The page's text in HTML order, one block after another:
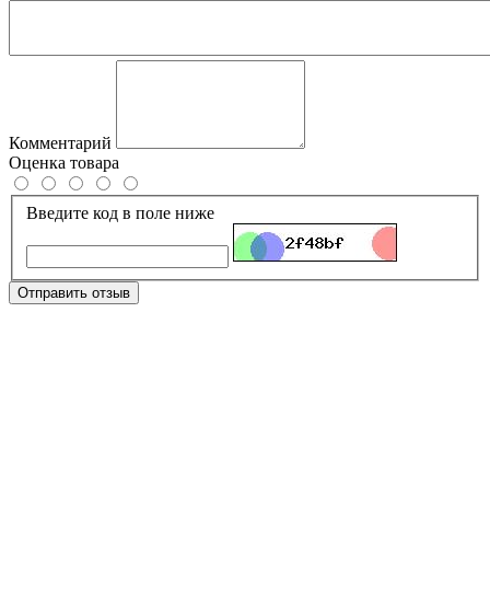
Комментарий
Оценка товара
Введите код в поле ниже
Отправить отзыв